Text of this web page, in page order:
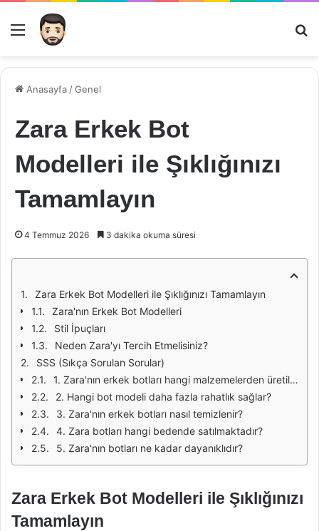
Menü
Anasayfa /Genel
Zara Erkek Bot
Modelleri ile Şıklığınızı
Tamamlayın
4 Temmuz 2026 3 dakika okuma süresi
Zara Erkek Bot Modelleri ile Şıklığınızı Tamamlayın
Zara'nın Erkek Bot Modelleri
Stil İpuçları
Neden Zara'yı Tercih Etmelisiniz?
SSS (Sıkça Sorulan Sorular)
1. Zara'nın erkek botları hangi malzemelerden üretiliyor?
2. Hangi bot modeli daha fazla rahatlık sağlar?
3. Zara'nın erkek botları nasıl temizlenir?
4. Zara botları hangi bedende satılmaktadır?
5. Zara'nın botları ne kadar dayanıklıdır?
Zara Erkek Bot Modelleri ile Şıklığınızı
Tamamlayın